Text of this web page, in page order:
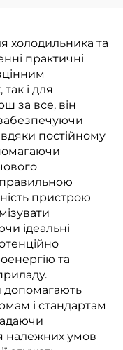
холодильника та
практичні
і для
за все, він
постійному
пристрою
ідеальні
та
допомагають
і стандартам
належних умов